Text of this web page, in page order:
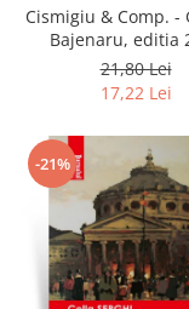
Cismigiu & Comp. -
Bajenaru, editia
21,80 Lei
17,22 Lei
-21%